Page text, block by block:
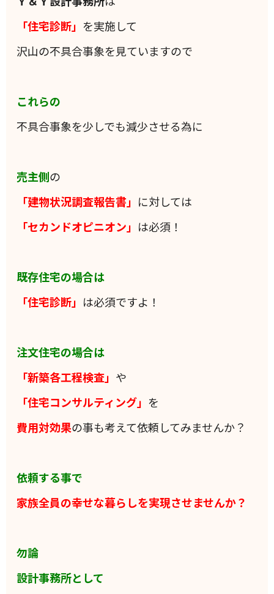
「住宅診断」 を実施して
沢山の不具合事象を見ていますので
これらの
不具合事象を少しでも減少させる為に
売主側の
「建物状況調査報告書」 に対しては
「セカンドオピニオン」 は必須！
既存住宅の場合は
「住宅診断」 は必須ですよ！
注文住宅の場合は
「新築各工程検査」 や
「住宅コンサルティング」 を
費用対効果の事も考えて依頼してみませんか？
依頼する事で
家族全員の幸せな暮らしを実現させませんか？
勿論
設計事務所として